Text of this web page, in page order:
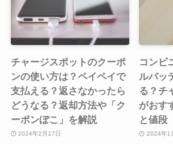
チャージスポットのクーポ
ンの使い方は？ペイペイで
支払える？返さなかったら
どうなる？返却方法や「ク
ーポンぽこ」を解説
2024年2月17日
コンビ
ルバッ
る？チ
がおす
と値段
2024年1